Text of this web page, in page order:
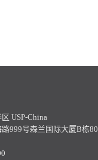
USP-China
路999号森兰国际大厦B栋